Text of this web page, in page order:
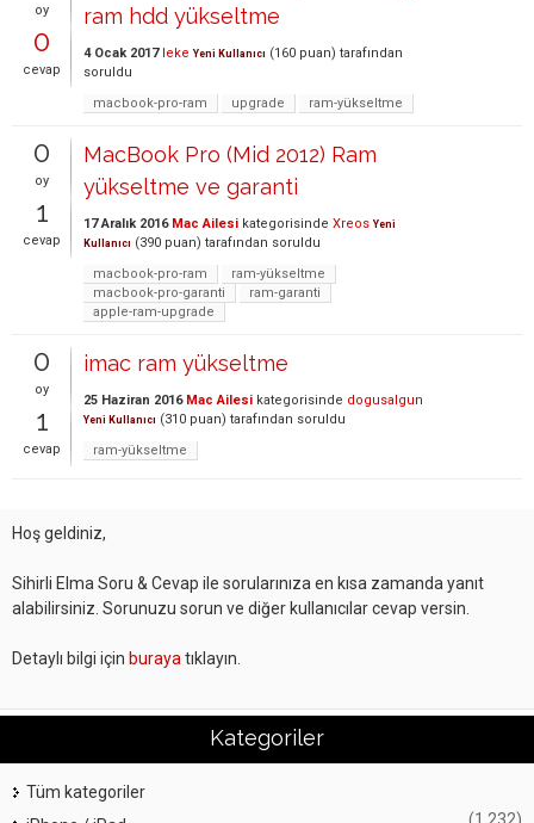
oy
0
cevap
ram hdd yükseltme
4 Ocak 2017 leke Yeni Kullanıcı (160 puan) tarafından
soruldu
macbook-pro-ram
upgrade ram-yükseltme
0
oy
1
cevap
MacBook Pro (Mid 2012) Ram
yükseltme ve garanti
17 Aralık 2016 Mac Ailesi kategorisinde Xreos Yeni
Kullanıcı (390 puan) tarafından soruldu
macbook-pro-ram
ram-yükseltme
macbook-pro-garanti
ram-garanti
apple-ram-upgrade
0
oy
1
cevap
imac ram yükseltme
25 Haziran 2016 Mac Ailesi kategorisinde dogusalgun
Yeni Kullanıcı (310 puan) tarafından soruldu
ram-yükseltme
Hoş geldiniz,
Sihirli Elma Soru & Cevap ile sorularınıza en kısa zamanda yanıt
alabilirsiniz. Sorunuzu sorun ve diğer kullanıcılar cevap versin.
Detaylı bilgi için buraya tıklayın.
Kategoriler
Tüm kategoriler
(1,232)